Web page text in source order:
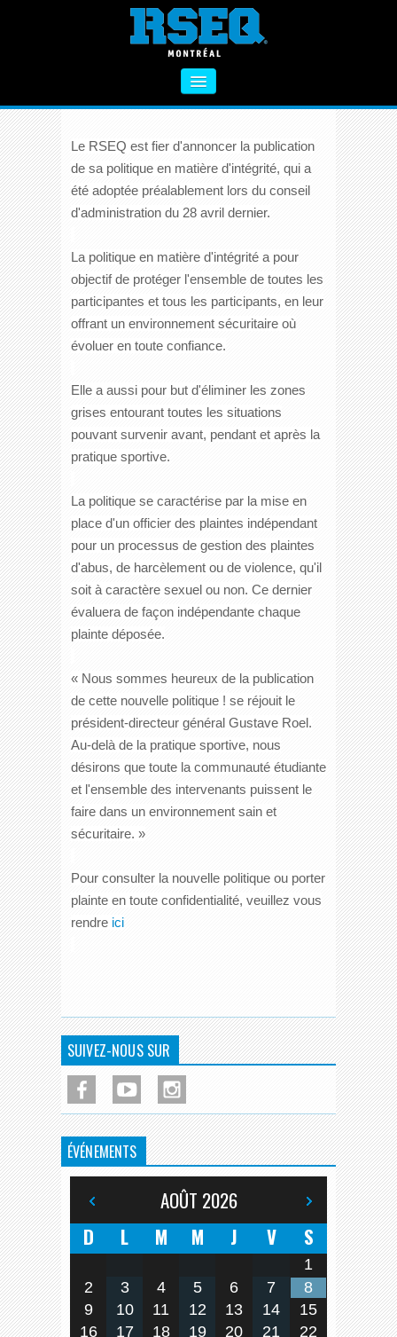
À PROPOS
SECTEUR PRIMAIRE
VIE SAINE
FORMATIONS
ACTIVITÉS COMPLÉMENTAIRES
NOUS CONTACTER
NOUVELLE POLITIQUE EN MATIÈRE D'INTÉGRITÉ
Publiée le 17 juin 2021 par Marie-Claude
Le RSEQ est fier d'annoncer la publication
de sa politique en matière d'intégrité, qui a
été adoptée préalablement lors du conseil
d'administration du 28 avril dernier.
La politique en matière d'intégrité a pour
objectif de protéger l'ensemble de toutes les
participantes et tous les participants, en leur
offrant un environnement sécuritaire où
évoluer en toute confiance.
Elle a aussi pour but d'éliminer les zones
grises entourant toutes les situations
pouvant survenir avant, pendant et après la
pratique sportive.
La politique se caractérise par la mise en
place d'un officier des plaintes indépendant
pour un processus de gestion des plaintes
d'abus, de harcèlement ou de violence, qu'il
soit à caractère sexuel ou non. Ce dernier
évaluera de façon indépendante chaque
plainte déposée.
« Nous sommes heureux de la publication
de cette nouvelle politique ! se réjouit le
président-directeur général Gustave Roel.
Au-delà de la pratique sportive, nous
désirons que toute la communauté étudiante
et l'ensemble des intervenants puissent le
faire dans un environnement sain et
sécuritaire. »
Pour consulter la nouvelle politique ou porter
plainte en toute confidentialité, veuillez vous
rendre ici
SUIVEZ-NOUS SUR
ÉVÉNEMENTS
AOÛT 2026
D
L M M J V S
1
2
3 4 5 6 7
8
9
10 11 12 13 14
15
16
17 18 19 20 21
22